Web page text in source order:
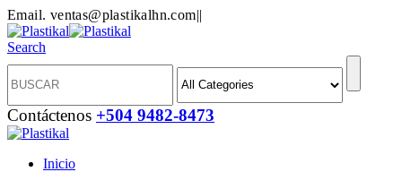
Email. ventas@plastikalhn.com||
Search
Contáctenos +504 9482-8473
Inicio